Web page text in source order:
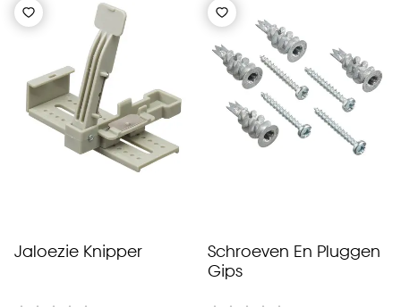
Jaloezie Knipper
Schroeven En Pluggen
Gips